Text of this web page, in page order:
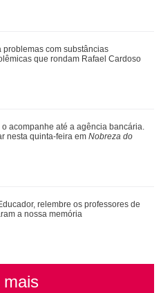
pausa na carreira após críticas ao
prejudicadas pela proximidade com
vai acontece...
problemas com substâncias
que rondam Rafael Cardoso
acompanhe até a agência bancária.
nesta quinta-feira em Nobreza do
relembre os professores de
a nossa memória
mais